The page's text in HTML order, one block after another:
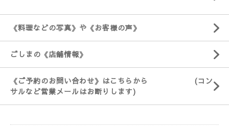
《料理などの写真》や《お客様の声》
ごしまの《店舗情報》
《ご予約のお問い合わせ》はこちらから (コン
サルなど営業メールはお断りします)